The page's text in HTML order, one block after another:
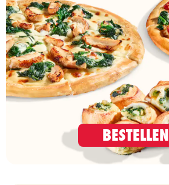
BESTELLEN